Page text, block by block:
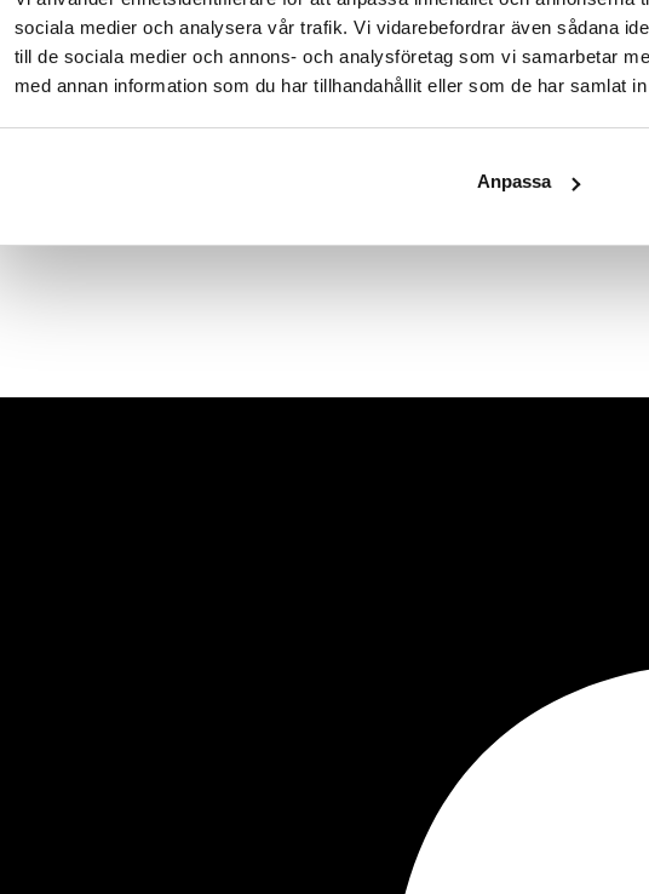
sociala medier och analysera vår trafik. Vi vidarebefordrar även sådana
till de sociala medier och annons- och analysföretag som vi samarbetar
med annan information som du har tillhandahållit eller som de har samlat
Anpassa
koder behövs.
eller redan nedsatta priser. Vissa kategorier och varumärken är exkluderade.